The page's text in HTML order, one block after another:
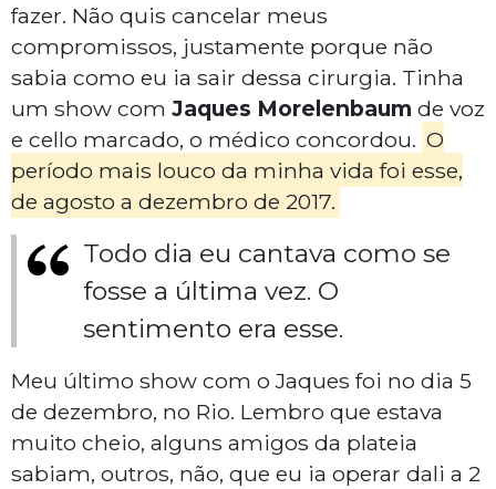
fazer. Não quis cancelar meus
compromissos, justamente porque não
sabia como eu ia sair dessa cirurgia. Tinha
um show com Jaques Morelenbaum de voz
e cello marcado, o médico concordou. O
período mais louco da minha vida foi esse,
de agosto a dezembro de 2017.
Todo dia eu cantava como se
fosse a última vez. O
sentimento era esse.
Meu último show com o Jaques foi no dia 5
de dezembro, no Rio. Lembro que estava
muito cheio, alguns amigos da plateia
sabiam, outros, não, que eu ia operar dali a 2